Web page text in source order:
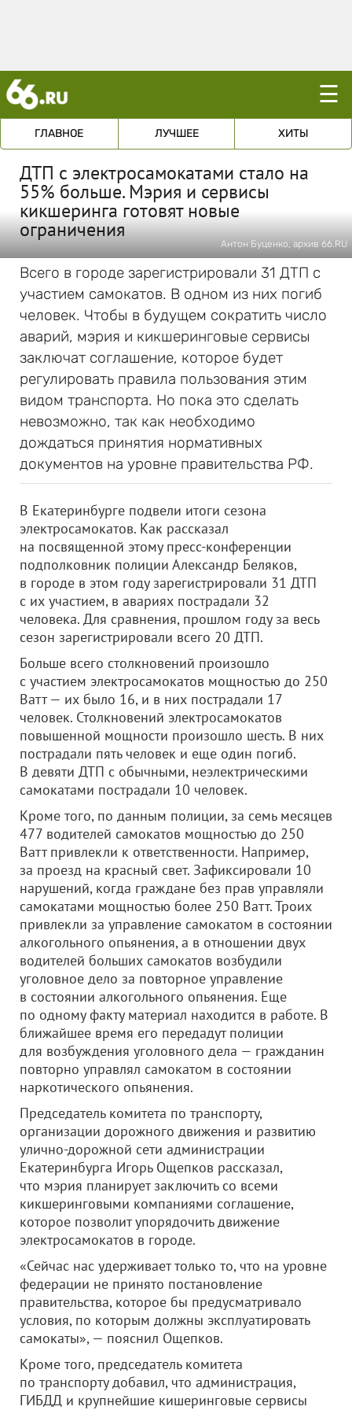
☰
ГЛАВНОЕ ЛУЧШЕЕ ХИТЫ
ДТП с электросамокатами стало на
55% больше. Мэрия и сервисы
кикшеринга готовят новые
ограничения
Антон Буценко, архив 66.RU
Всего в городе зарегистрировали 31 ДТП с
участием самокатов. В одном из них погиб
человек. Чтобы в будущем сократить число
аварий, мэрия и кикшеринговые сервисы
заключат соглашение, которое будет
регулировать правила пользования этим
видом транспорта. Но пока это сделать
невозможно, так как необходимо
дождаться принятия нормативных
документов на уровне правительства РФ.
В Екатеринбурге подвели итоги сезона
электросамокатов. Как рассказал
на посвященной этому пресс-конференции
подполковник полиции Александр Беляков,
в городе в этом году зарегистрировали 31 ДТП
с их участием, в авариях пострадали 32
человека. Для сравнения, прошлом году за весь
сезон зарегистрировали всего 20 ДТП.
Больше всего столкновений произошло
с участием электросамокатов мощностью до 250
Ватт — их было 16, и в них пострадали 17
человек. Столкновений электросамокатов
повышенной мощности произошло шесть. В них
пострадали пять человек и еще один погиб.
В девяти ДТП с обычными, неэлектрическими
самокатами пострадали 10 человек.
Кроме того, по данным полиции, за семь месяцев
477 водителей самокатов мощностью до 250
Ватт привлекли к ответственности. Например,
за проезд на красный свет. Зафиксировали 10
нарушений, когда граждане без прав управляли
самокатами мощностью более 250 Ватт. Троих
привлекли за управление самокатом в состоянии
алкогольного опьянения, а в отношении двух
водителей больших самокатов возбудили
уголовное дело за повторное управление
в состоянии алкогольного опьянения. Еще
по одному факту материал находится в работе. В
ближайшее время его передадут полиции
для возбуждения уголовного дела — гражданин
повторно управлял самокатом в состоянии
наркотического опьянения.
Председатель комитета по транспорту,
организации дорожного движения и развитию
улично-дорожной сети администрации
Екатеринбурга Игорь Ощепков рассказал,
что мэрия планирует заключить со всеми
кикшеринговыми компаниями соглашение,
которое позволит упорядочить движение
электросамокатов в городе.
«Сейчас нас удерживает только то, что на уровне
федерации не принято постановление
правительства, которое бы предусматривало
условия, по которым должны эксплуатировать
самокаты», — пояснил Ощепков.
Кроме того, председатель комитета
по транспорту добавил, что администрация,
ГИБДД и крупнейшие кишеринговые сервисы